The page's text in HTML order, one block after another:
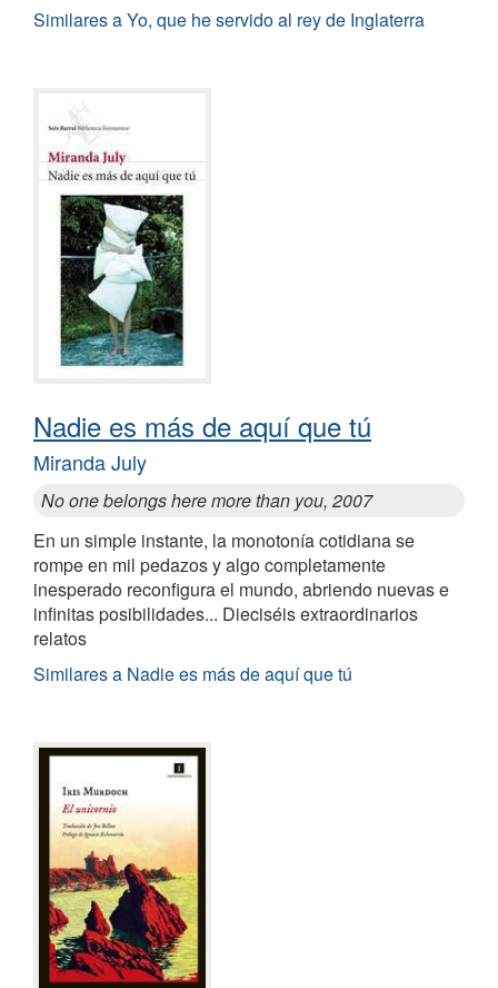
Similares a Yo, que he servido al rey de Inglaterra
Nadie es más de aquí que tú
Miranda July
No one belongs here more than you, 2007
En un simple instante, la monotonía cotidiana se
rompe en mil pedazos y algo completamente
inesperado reconfigura el mundo, abriendo nuevas e
infinitas posibilidades... Dieciséis extraordinarios
relatos
Similares a Nadie es más de aquí que tú